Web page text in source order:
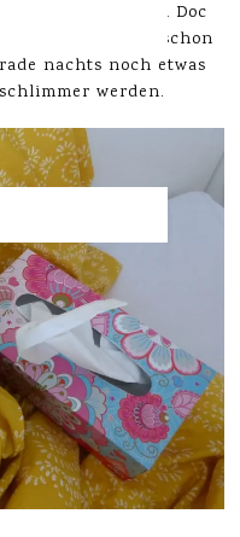
alles gut beim Doc
hätten wa schon
nachts noch etwas
werden.